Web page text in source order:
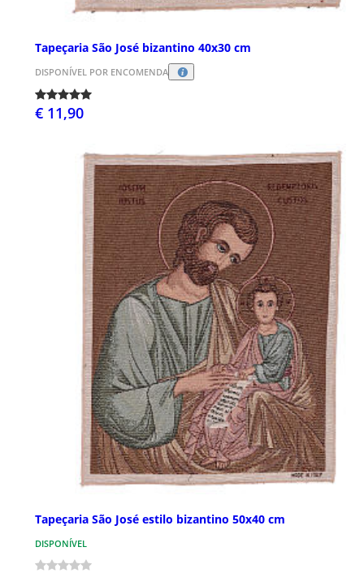
Tapeçaria São José bizantino 40x30 cm
DISPONÍVEL POR ENCOMENDA
€ 11,90
Tapeçaria São José estilo bizantino 50x40 cm
DISPONÍVEL